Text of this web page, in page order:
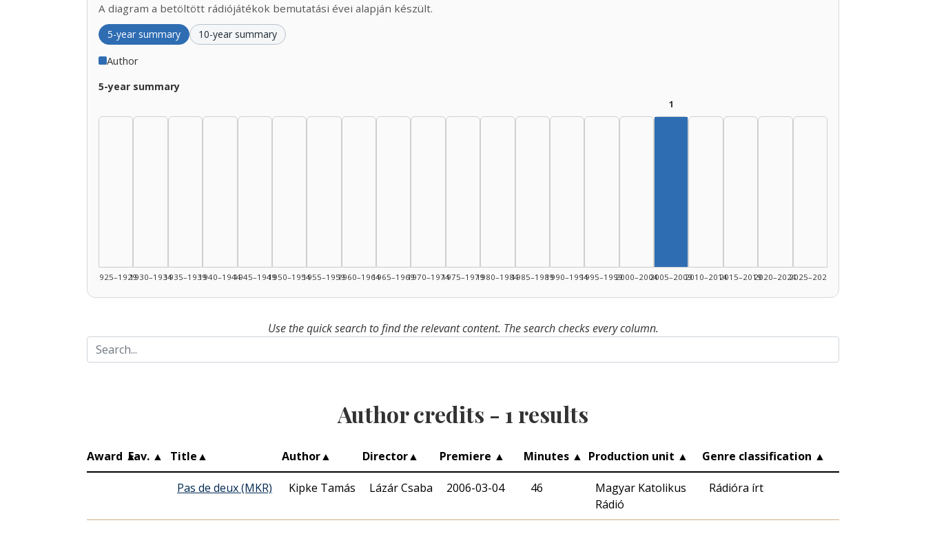
A diagram a betöltött rádiójátékok bemutatási évei alapján készült.
5-year summary 10-year summary
Author
5-year summary
1925–19291930–19341935–19391940–19441945–19491950–19541955–19591960–19641965–19691970–19741975–19791980–19841985–19891990–19941995–19992000–2004
1
2005–20092010–20142015–20192020–20242025–2026
Use the quick search to find the relevant content. The search checks every column.
Author credits - 1 results
Award ▲
Fav. ▲ Title▲ Author▲ Director▲ Premiere ▲ Minutes ▲ Production unit ▲ Genre classification ▲
Pas de deux (MKR) Kipke Tamás Lázár Csaba 2006-03-04 46
Magyar Katolikus
Rádió
Rádióra írt